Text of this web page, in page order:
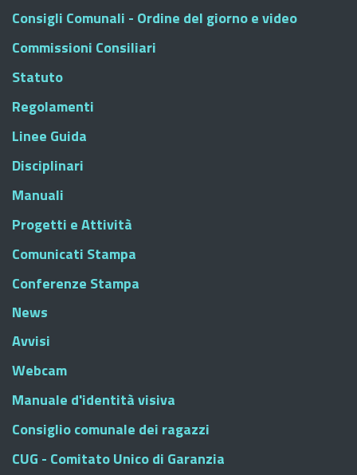
Consigli Comunali - Ordine del giorno e video
Commissioni Consiliari
Statuto
Regolamenti
Linee Guida
Disciplinari
Manuali
Progetti e Attività
Comunicati Stampa
Conferenze Stampa
News
Avvisi
Webcam
Manuale d'identità visiva
Consiglio comunale dei ragazzi
CUG - Comitato Unico di Garanzia